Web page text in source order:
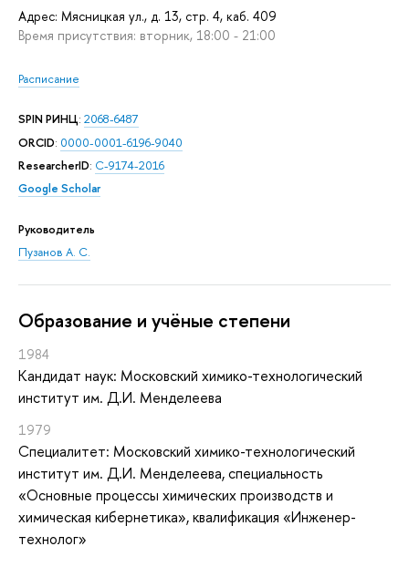
Адрес: Мясницкая ул., д. 13, стр. 4, каб. 409
Время присутствия: вторник, 18:00 - 21:00
Расписание
SPIN РИНЦ: 2068-6487
ORCID: 0000-0001-6196-9040
ResearcherID: C-9174-2016
Google Scholar
Руководитель
Пузанов А. С.
Oбразование и учёные степени
1984
Кандидат наук: Московский химико-технологический
институт им. Д.И. Менделеева
1979
Специалитет: Московский химико-технологический
институт им. Д.И. Менделеева, специальность
«Основные процессы химических производств и
химическая кибернетика», квалификация «Инженер-
технолог»